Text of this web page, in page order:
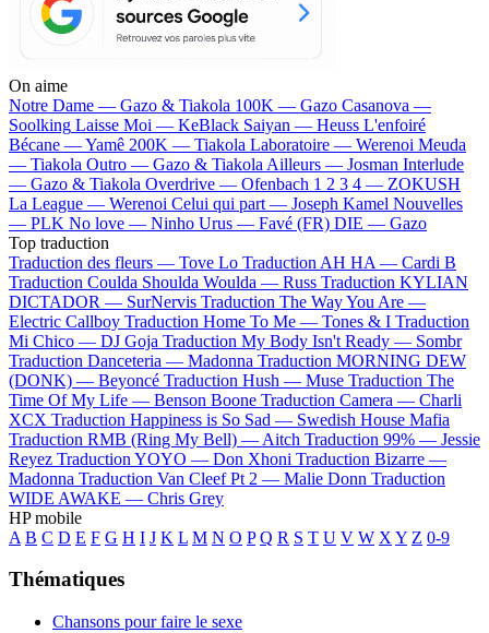
On aime
Notre Dame — Gazo & Tiakola 100K — Gazo Casanova —
Soolking Laisse Moi — KeBlack Saiyan — Heuss L'enfoiré
Bécane —Yamê 200K — Tiakola Laboratoire — Werenoi Meuda
— Tiakola Outro — Gazo & Tiakola Ailleurs — Josman Interlude
— Gazo & Tiakola Overdrive — Ofenbach 1 2 3 4 — ZOKUSH
La League — Werenoi Celui qui part — Joseph Kamel Nouvelles
— PLK No love — Ninho Urus — Favé (FR) DIE — Gazo
Top traduction
Traduction des fleurs — Tove Lo Traduction AH HA — Cardi B
Traduction Coulda Shoulda Woulda — Russ Traduction KYLIAN
DICTADOR — SurNervis Traduction The Way You Are —
Electric Callboy Traduction Home To Me — Tones & I Traduction
Mi Chico — DJ Goja Traduction My Body Isn't Ready — Sombr
Traduction Danceteria — Madonna Traduction MORNING DEW
(DONK) — Beyoncé Traduction Hush — Muse Traduction The
Time Of My Life — Benson Boone Traduction Camera — Charli
XCX Traduction Happiness is So Sad — Swedish House Mafia
Traduction RMB (Ring My Bell) — Aitch Traduction 99% — Jessie
Reyez Traduction YOYO — Don Xhoni Traduction Bizarre —
Madonna Traduction Van Cleef Pt 2 — Malie Donn Traduction
WIDE AWAKE — Chris Grey
HP mobile
A B C D E F G H I J K L M N O P Q R S T U V W X Y Z 0-9
Thématiques
Chansons pour faire le sexe